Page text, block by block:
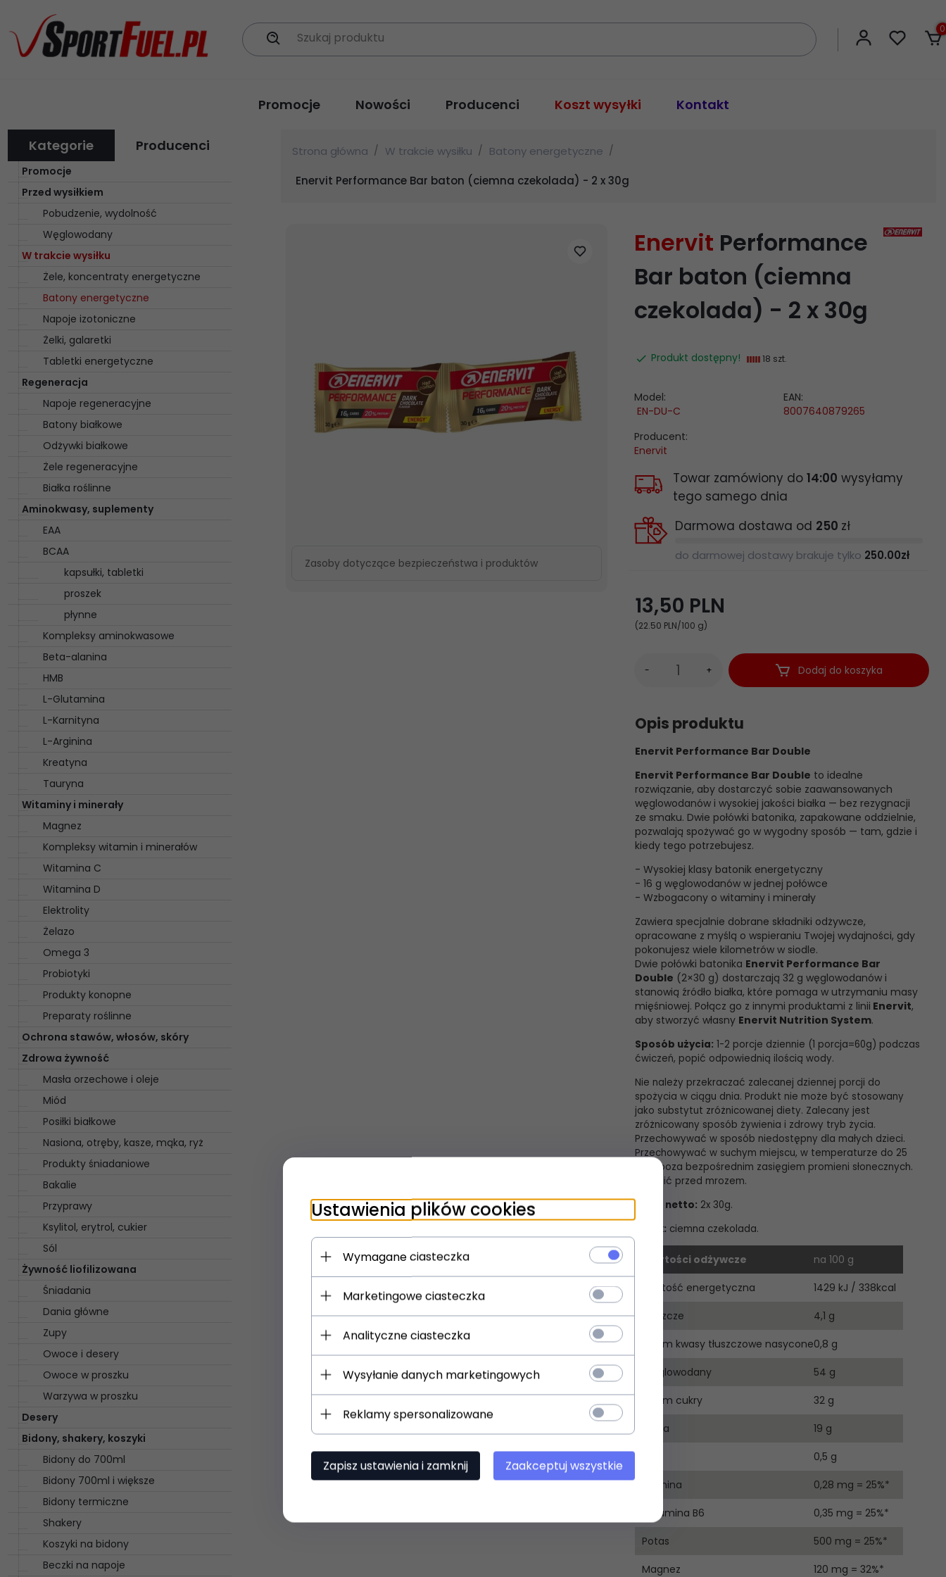
Szukaj produktu
0
Promocje Nowości Producenci Koszt wysyłki Kontakt
Kategorie Producenci
Promocje
Przed wysiłkiem
Pobudzenie, wydolność
Węglowodany
W trakcie wysiłku
Żele, koncentraty energetyczne
Batony energetyczne
Napoje izotoniczne
Żelki, galaretki
Tabletki energetyczne
Regeneracja
Napoje regeneracyjne
Batony białkowe
Odżywki białkowe
Żele regeneracyjne
Białka roślinne
Aminokwasy, suplementy
EAA
BCAA
kapsułki, tabletki
proszek
płynne
Kompleksy aminokwasowe
Beta-alanina
HMB
L-Glutamina
L-Karnityna
L-Arginina
Kreatyna
Tauryna
Witaminy i minerały
Magnez
Kompleksy witamin i minerałów
Witamina C
Witamina D
Elektrolity
Żelazo
Omega 3
Probiotyki
Produkty konopne
Preparaty roślinne
Ochrona stawów, włosów, skóry
Zdrowa żywność
Masła orzechowe i oleje
Miód
Posiłki białkowe
Nasiona, otręby, kasze, mąka, ryż
Produkty śniadaniowe
Bakalie
Przyprawy
Ksylitol, erytrol, cukier
Sól
Żywność liofilizowana
Śniadania
Dania główne
Zupy
Owoce i desery
Owoce w proszku
Warzywa w proszku
Desery
Bidony, shakery, koszyki
Bidony do 700ml
Bidony 700ml i większe
Bidony termiczne
Shakery
Koszyki na bidony
Beczki na napoje
Strona główna W trakcie wysiłku
Batony energetyczne
Enervit Performance Bar baton (ciemna czekolada) - 2 x 30g
Zasoby dotyczące bezpieczeństwa i produktów
Enervit Performance
Bar baton (ciemna
czekolada) - 2 x 30g
Produkt dostępny! 18 szt.
Model:
EN-DU-C
EAN:
8007640879265
Producent:
Enervit
Towar zamówiony do 14:00 wysyłamy
tego samego dnia
Darmowa dostawa od 250 zł
do darmowej dostawy brakuje tylko 250.00zł
13,50 PLN
(22.50 PLN/100 g)
- + Dodaj do koszyka
Opis produktu
Enervit Performance Bar Double
Enervit Performance Bar Double to idealne
rozwiązanie, aby dostarczyć sobie zaawansowanych
węglowodanów i wysokiej jakości białka — bez rezygnacji
ze smaku. Dwie połówki batonika, zapakowane oddzielnie,
pozwalają spożywać go w wygodny sposób — tam, gdzie i
kiedy tego potrzebujesz.
- Wysokiej klasy batonik energetyczny
- 16 g węglowodanów w jednej połówce
- Wzbogacony o witaminy i minerały
Zawiera specjalnie dobrane składniki odżywcze,
opracowane z myślą o wspieraniu Twojej wydajności, gdy
pokonujesz wiele kilometrów w siodle.
Dwie połówki batonika Enervit Performance Bar
Double (2×30 g) dostarczają 32 g węglowodanów i
stanowią źródło białka, które pomaga w utrzymaniu masy
mięśniowej. Połącz go z innymi produktami z linii Enervit,
aby stworzyć własny Enervit Nutrition System.
Sposób użycia: 1-2 porcje dziennie (1 porcja=60g) podczas
ćwiczeń, popić odpowiednią ilością wody.
Nie należy przekraczać zalecanej dziennej porcji do
spożycia w ciągu dnia. Produkt nie może być stosowany
jako substytut zróżnicowanej diety. Zalecany jest
zróżnicowany sposób żywienia i zdrowy tryb życia.
Przechowywać w sposób niedostępny dla małych dzieci.
Przechowywać w suchym miejscu, w temperaturze do 25
st.C, poza bezpośrednim zasięgiem promieni słonecznych.
Chronić przed mrozem.
Masa netto: 2x 30g.
Smak: ciemna czekolada.
Wartości odżywcze
na 100 g
Wartość energetyczna
1429 kJ / 338kcal
Tłuszcze
4,1 g
w tym kwasy tłuszczowe nasycone0,8 g
Węglowodany
54 g
w tym cukry
32 g
Białka
19 g
0,5 g
Tiamina
0,28 mg = 25%*
Witamina B6
0,35 mg = 25%*
Potas
500 mg = 25%*
Magnez
120 mg = 32%*
Ustawienia plików cookies
Wymagane ciasteczka
Marketingowe ciasteczka
Analityczne ciasteczka
Wysyłanie danych marketingowych
Reklamy spersonalizowane
Zapisz ustawienia i zamknij Zaakceptuj wszystkie